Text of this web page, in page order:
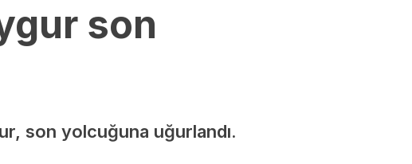
son
son yolcuğuna uğurlandı.